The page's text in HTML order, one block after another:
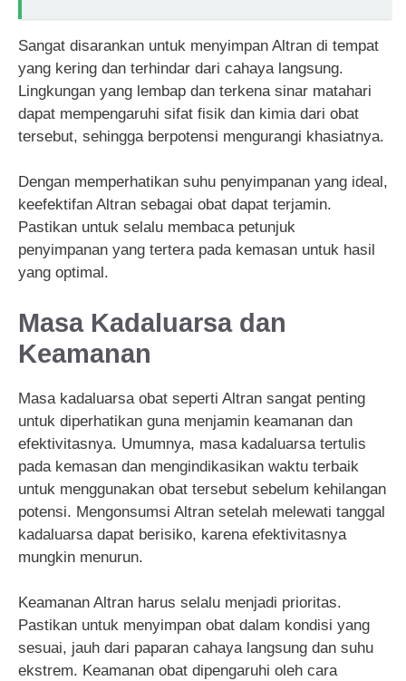
Sangat disarankan untuk menyimpan Altran di tempat
yang kering dan terhindar dari cahaya langsung.
Lingkungan yang lembap dan terkena sinar matahari
dapat mempengaruhi sifat fisik dan kimia dari obat
tersebut, sehingga berpotensi mengurangi khasiatnya.
Dengan memperhatikan suhu penyimpanan yang ideal,
keefektifan Altran sebagai obat dapat terjamin.
Pastikan untuk selalu membaca petunjuk
penyimpanan yang tertera pada kemasan untuk hasil
yang optimal.
Masa Kadaluarsa dan
Keamanan
Masa kadaluarsa obat seperti Altran sangat penting
untuk diperhatikan guna menjamin keamanan dan
efektivitasnya. Umumnya, masa kadaluarsa tertulis
pada kemasan dan mengindikasikan waktu terbaik
untuk menggunakan obat tersebut sebelum kehilangan
potensi. Mengonsumsi Altran setelah melewati tanggal
kadaluarsa dapat berisiko, karena efektivitasnya
mungkin menurun.
Keamanan Altran harus selalu menjadi prioritas.
Pastikan untuk menyimpan obat dalam kondisi yang
sesuai, jauh dari paparan cahaya langsung dan suhu
ekstrem. Keamanan obat dipengaruhi oleh cara